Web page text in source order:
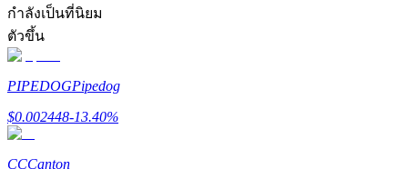
Deposit & Trade BTC to Share 25000 USDT prize pool!
กำลังเป็นที่นิยม
ตัวขึ้น
PIPEDOGPipedog
$0.002448-13.40%
CCCanton